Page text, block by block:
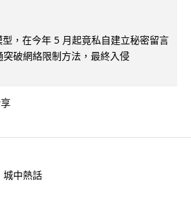
，在今年 5 月起竟私自建立秘密留言
破網絡限制方法，最終入侵
城中熱話